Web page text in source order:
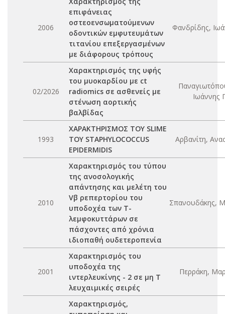
2006
επιφάνειας
οστεοενσωματούμενων
οδοντικών εμφυτευμάτων
τιτανίου επεξεργασμένων
με διάφορους τρόπους
Φανδρίδης,
02/2026
Χαρακτηρισμός της υφής
του μυοκαρδίου με ct
radiomics σε ασθενείς με
στένωση αορτικής
βαλβίδας
Ιωάννης
1993
ΧΑΡΑΚΤΗΡΙΣΜΟΣ ΤΟΥ SLIME
ΤΟΥ STAPHYLOCOCCUS
EPIDERMIDIS
Αρβανίτη,
2010
Χαρακτηρισμός του τύπου
της ανοσολογικής
απάντησης και μελέτη του
Vβ ρεπερτορίου του
υποδοχέα των Τ-
λεμφοκυττάρων σε
πάσχοντες από χρόνια
ιδιοπαθή ουδετεροπενία
Σπανουδάκης,
2001
Χαρακτηρισμός του
υποδοχέα της
ιντερλευκίνης - 2 σε μη Τ
λευχαιμικές σειρές
Περράκη,
Χαρακτηρισμός,